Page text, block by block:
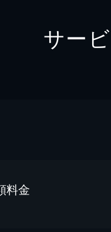
サー
料金